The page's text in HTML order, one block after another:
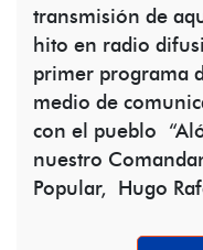
transmisión de
hito en radio
primer programa
medio de
con el pueblo
nuestro
Popular, Hugo